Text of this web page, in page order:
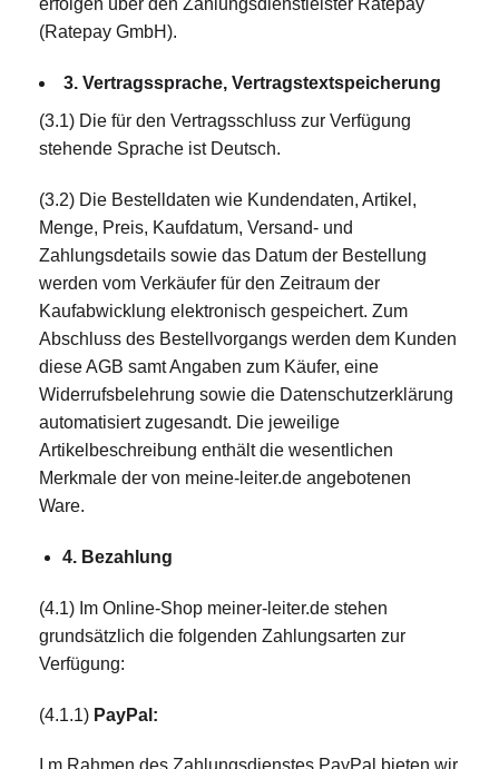
erfolgen über den Zahlungsdienstleister Ratepay
(Ratepay GmbH).
3. Vertragssprache, Vertragstextspeicherung
(3.1) Die für den Vertragsschluss zur Verfügung
stehende Sprache ist Deutsch.
(3.2) Die Bestelldaten wie Kundendaten, Artikel,
Menge, Preis, Kaufdatum, Versand- und
Zahlungsdetails sowie das Datum der Bestellung
werden vom Verkäufer für den Zeitraum der
Kaufabwicklung elektronisch gespeichert. Zum
Abschluss des Bestellvorgangs werden dem Kunden
diese AGB samt Angaben zum Käufer, eine
Widerrufsbelehrung sowie die Datenschutzerklärung
automatisiert zugesandt. Die jeweilige
Artikelbeschreibung enthält die wesentlichen
Merkmale der von meine-leiter.de angebotenen
Ware.
4. Bezahlung
(4.1) Im Online-Shop meiner-leiter.de stehen
grundsätzlich die folgenden Zahlungsarten zur
Verfügung:
(4.1.1) PayPal: